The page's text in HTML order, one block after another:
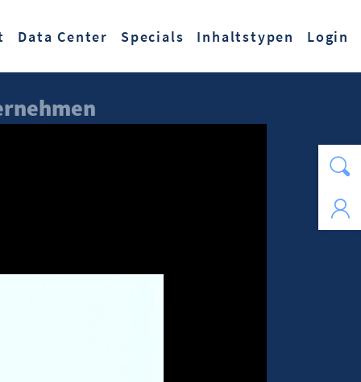
Data Center Specials Inhaltstypen Login